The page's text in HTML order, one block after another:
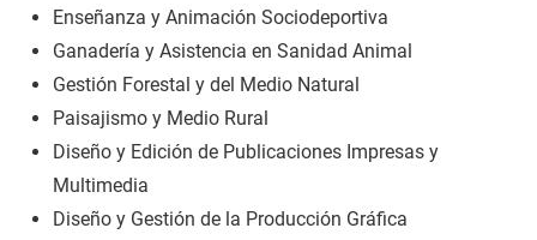
Enseñanza y Animación Sociodeportiva
Ganadería y Asistencia en Sanidad Animal
Gestión Forestal y del Medio Natural
Paisajismo y Medio Rural
Diseño y Edición de Publicaciones Impresas y
Multimedia
Diseño y Gestión de la Producción Gráfica